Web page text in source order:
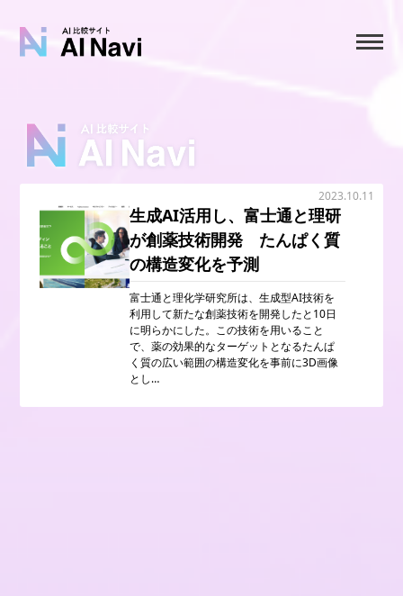
2023.10.11
生成AI活用し、富士通と理研
が創薬技術開発 たんぱく質
の構造変化を予測
富士通と理化学研究所は、生成型AI技術を
利用して新たな創薬技術を開発したと10日
に明らかにした。この技術を用いること
で、薬の効果的なターゲットとなるたんぱ
く質の広い範囲の構造変化を事前に3D画像
とし…